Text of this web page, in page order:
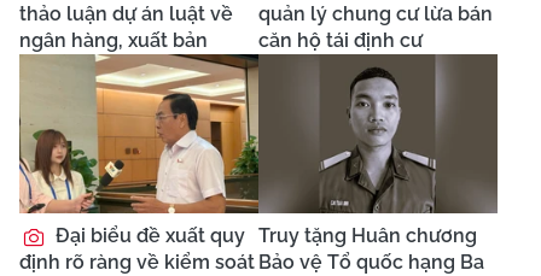
thảo luận dự án luật về
ngân hàng, xuất bản
quản lý chung cư lừa bán
căn hộ tái định cư
Đại biểu đề xuất quy
định rõ ràng về kiểm soát
Truy tặng Huân chương
Bảo vệ Tổ quốc hạng Ba